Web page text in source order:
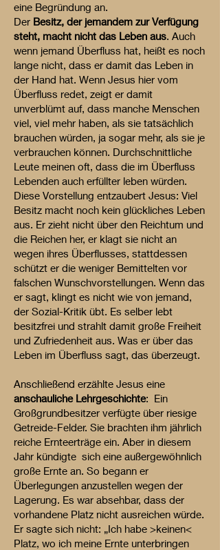
eine Begründung an.
Der Besitz, der jemandem zur Verfügung
steht, macht nicht das Leben aus. Auch
wenn jemand Überfluss hat, heißt es noch
lange nicht, dass er damit das Leben in
der Hand hat. Wenn Jesus hier vom
Überfluss redet, zeigt er damit
unverblümt auf, dass manche Menschen
viel, viel mehr haben, als sie tatsächlich
brauchen würden, ja sogar mehr, als sie je
verbrauchen können. Durchschnittliche
Leute meinen oft, dass die im Überfluss
Lebenden auch erfüllter leben würden.
Diese Vorstellung entzaubert Jesus: Viel
Besitz macht noch kein glückliches Leben
aus. Er zieht nicht über den Reichtum und
die Reichen her, er klagt sie nicht an
wegen ihres Überflusses, stattdessen
schützt er die weniger Bemittelten vor
falschen Wunschvorstellungen. Wenn das
er sagt, klingt es nicht wie von jemand,
der Sozial-Kritik übt. Es selber lebt
besitzfrei und strahlt damit große Freiheit
und Zufriedenheit aus. Was er über das
Leben im Überfluss sagt, das überzeugt.
Anschließend erzählte Jesus eine
anschauliche Lehrgeschichte: Ein
Großgrundbesitzer verfügte über riesige
Getreide-Felder. Sie brachten ihm jährlich
reiche Ernteerträge ein. Aber in diesem
Jahr kündigte sich eine außergewöhnlich
große Ernte an. So begann er
Überlegungen anzustellen wegen der
Lagerung. Es war absehbar, dass der
vorhandene Platz nicht ausreichen würde.
Er sagte sich nicht: „Ich habe >keinen<
Platz, wo ich meine Ernte unterbringen